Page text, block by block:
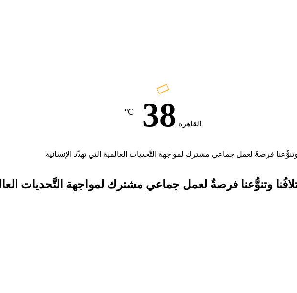
القاهره 38
℃
فرصةٌ لعمل جماعي مشترك لمواجهة التَّحديات العالمية التي تهدِّد الإنسانية
وتنوُّعنا فرصةٌ لعمل جماعي مشترك لمواجهة التَّحديات